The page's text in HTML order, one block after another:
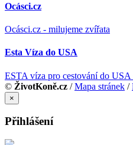
Ocásci.cz
Ocásci.cz - milujeme zvířata
Esta Víza do USA
ESTA víza pro cestování do USA
© ŽivotKoně.cz /Mapa stránek /
×
Přihlášení